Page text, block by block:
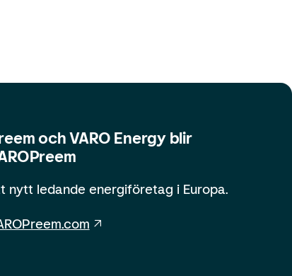
och VARO Energy blir
nytt ledande energiföretag i Europa.